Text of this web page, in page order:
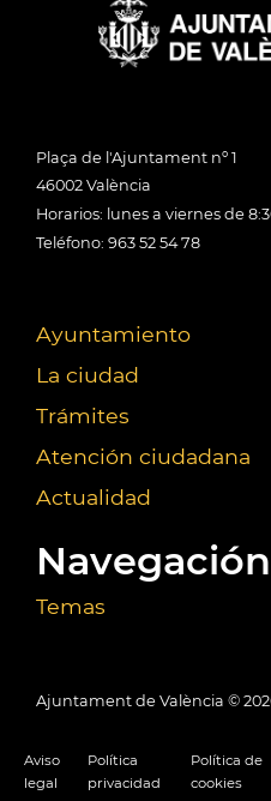
Plaça de l'Ajuntament nº 1
46002 València
Horarios: lunes a viernes de
Teléfono: 963 52 54 78
Ayuntamiento
La ciudad
Trámites
Atención ciudadana
Actualidad
Temas
Ajuntament de València ©
Aviso
legal
Política
privacidad
Política de
cookies